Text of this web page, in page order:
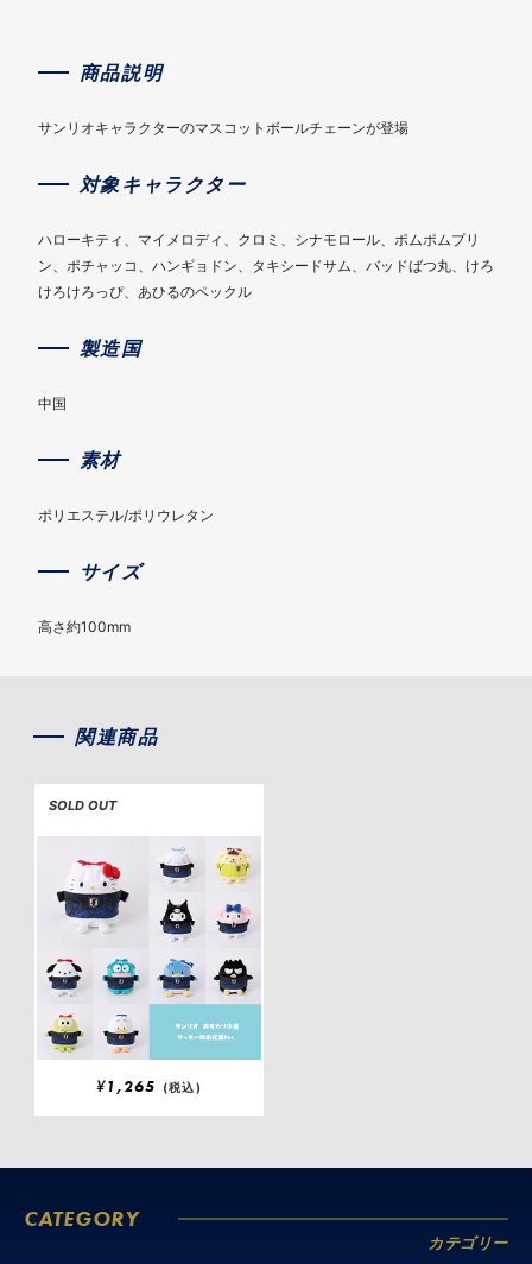
商品説明
サンリオキャラクターのマスコットボールチェーンが登場
対象キャラクター
ハローキティ、マイメロディ、クロミ、シナモロール、ポムポムプリ
ン、ポチャッコ、ハンギョドン、タキシードサム、バッドばつ丸、けろ
けろけろっぴ、あひるのペックル
製造国
中国
素材
ポリエステル/ポリウレタン
サイズ
高さ約100mm
関連商品
SOLD OUT
¥1,265 (税込)
CATEGORY
カテゴリー